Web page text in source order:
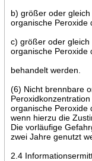
b) größer oder
organische Peroxide
c) größer oder gleich
organische Peroxide
behandelt werden.
(6) Nicht brennbare
organische Peroxide
wenn hierzu die
Die vorläufige
zwei Jahre genutzt
2.4